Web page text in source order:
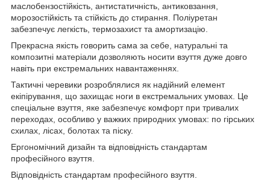
маслобензостійкість, антистатичність, антиковзання,
морозостійкість та стійкість до стирання. Поліуретан
забезпечує легкість, термозахист та амортизацію.
Прекрасна якість говорить сама за себе, натуральні та
композитні матеріали дозволяють носити взуття дуже довго
навіть при екстремальних навантаженнях.
Тактичні черевики розроблялися як надійний елемент
екіпірування, що захищає ноги в екстремальних умовах. Це
спеціальне взуття, яке забезпечує комфорт при тривалих
переходах, особливо у важких природних умовах: по гірських
схилах, лісах, болотах та піску.
Ергономічний дизайн та відповідність стандартам
професійного взуття.
Відповідність стандартам професійного взуття.